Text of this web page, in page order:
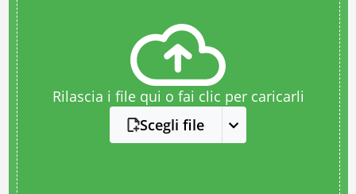
Rilascia i file qui o fai clic per caricarli
Scegli file